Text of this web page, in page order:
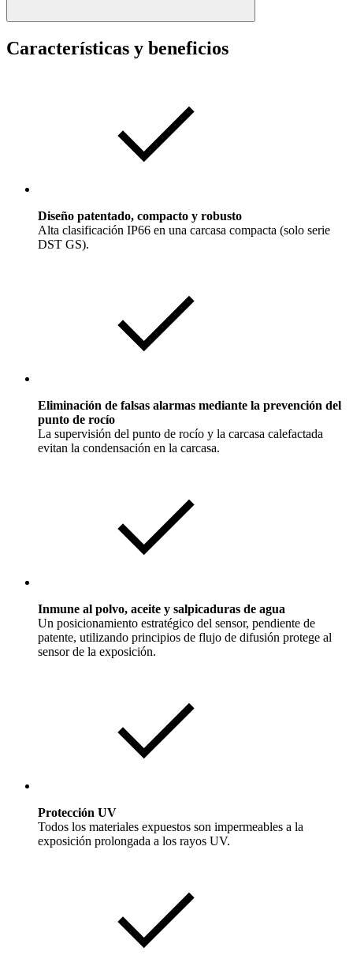
Características y beneficios
Diseño patentado, compacto y robusto
Alta clasificación IP66 en una carcasa compacta (solo serie
DST GS).
Eliminación de falsas alarmas mediante la prevención del
punto de rocío
La supervisión del punto de rocío y la carcasa calefactada
evitan la condensación en la carcasa.
Inmune al polvo, aceite y salpicaduras de agua
Un posicionamiento estratégico del sensor, pendiente de
patente, utilizando principios de flujo de difusión protege al
sensor de la exposición.
Protección UV
Todos los materiales expuestos son impermeables a la
exposición prolongada a los rayos UV.